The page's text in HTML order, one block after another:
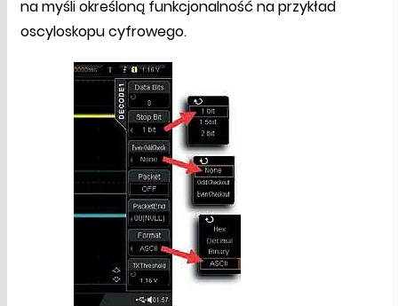
na myśli określoną funkcjonalność na przykład
oscyloskopu cyfrowego.